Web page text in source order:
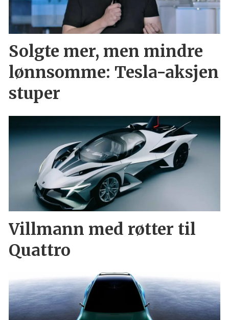
Solgte mer, men mindre
lønnsomme: Tesla-aksjen
stuper
Villmann med røtter til
Quattro